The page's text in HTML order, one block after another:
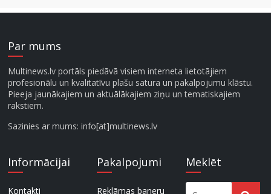
Par mums
Multinews.lv portāls piedāvā visiem interneta lietotājiem
profesionālu un kvalitatīvu plašu satura un pakalpojumu klāstu.
Pieeja jaunākajiem un aktuālākajiem ziņu un tematiskajiem
rakstiem.
Sazinies ar mums: info[at]multinews.lv
Informācijai
Kontakti
Pakalpojumi
Reklāmas baneru
Meklēt